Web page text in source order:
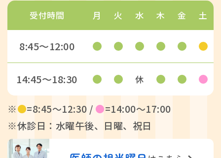
受付時間 月 火 水 木 金 土
8:45〜12:00
14:45〜18:30 休
※●=8:45〜12:30 / ●=14:00〜17:00
※休診日：水曜午後、日曜、祝日